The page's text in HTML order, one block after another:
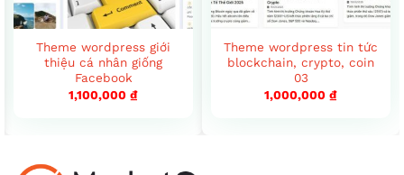
Theme wordpress giới
thiệu cá nhân giống
Facebook
1,100,000 ₫
Theme wordpress tin tức
blockchain, crypto, coin
03
1,000,000 ₫